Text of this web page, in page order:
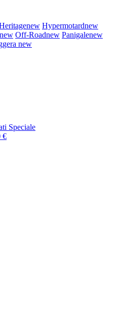
new Hypermotardnew
new Off-Roadnew Panigalenew
new
Speciale
€